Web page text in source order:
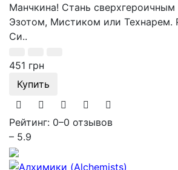
Манчкина! Стань
Эзотом, Мистиком или Технарем.
Си..
451 грн
Купить
Рейтинг: 0–0 отзывов
– 5.9